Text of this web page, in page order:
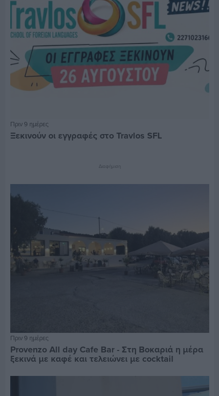
Πριν 9 ημέρες
Ξεκινούν οι εγγραφές στο Travlos SFL
Διαφήμιση
Πριν 9 ημέρες
Provenzo All day Cafe Bar - Στη Βοκαριά η μέρα
ξεκινά με καφέ και τελειώνει με cocktail